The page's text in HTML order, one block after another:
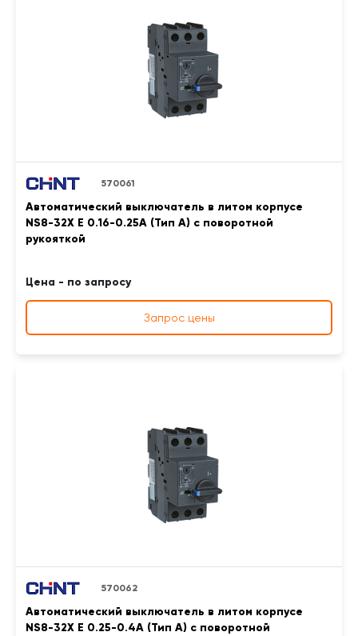
570061
Автоматический выключатель в литом корпусе
NS8-32X E 0.16-0.25A (Тип A) с поворотной
рукояткой
Цена - по запросу
Запрос цены
570062
Автоматический выключатель в литом корпусе
NS8-32X E 0.25-0.4A (Тип A) с поворотной